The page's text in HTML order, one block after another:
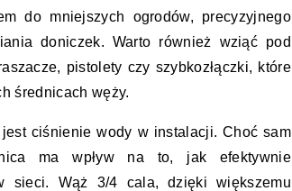
do mniejszych ogrodów, precyzyjnego
doniczek. Warto również wziąć pod
pistolety czy szybkozłączki, które
średnicach węży.
ciśnienie wody w instalacji. Choć sam
ma wpływ na to, jak efektywnie
sieci. Wąż 3/4 cala, dzięki większemu